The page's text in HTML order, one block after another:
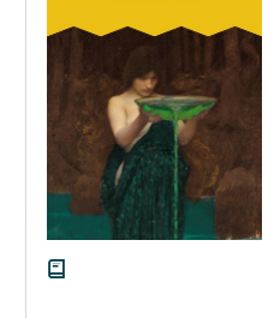
twórców przechodzących
do domeny publicznej,
lektur szkolnych oraz
Starego Testamentu
Odkurzamy bohaterów
Szkoła Poezji Wolnych